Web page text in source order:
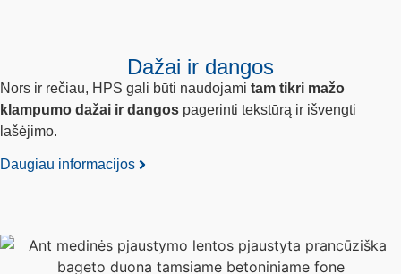
Dažai ir dangos
Nors ir rečiau, HPS gali būti naudojami tam tikri mažo
klampumo dažai ir dangos pagerinti tekstūrą ir išvengti
lašėjimo.
Daugiau informacijos